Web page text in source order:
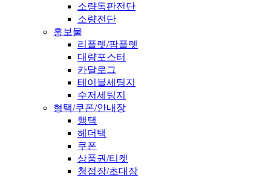
소량독판전단
소량전단
홍보물
리플렛/팜플렛
대량포스터
카달로그
테이블세팅지
수저세팅지
형택/쿠폰/안내장
행택
헤더택
쿠폰
상품권/티켓
청접장/초대장